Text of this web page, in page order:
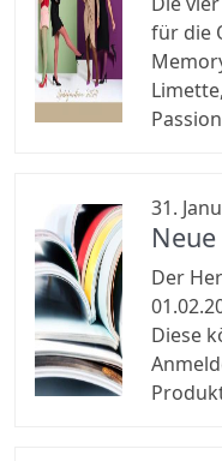
für die
31.
Der
Diese